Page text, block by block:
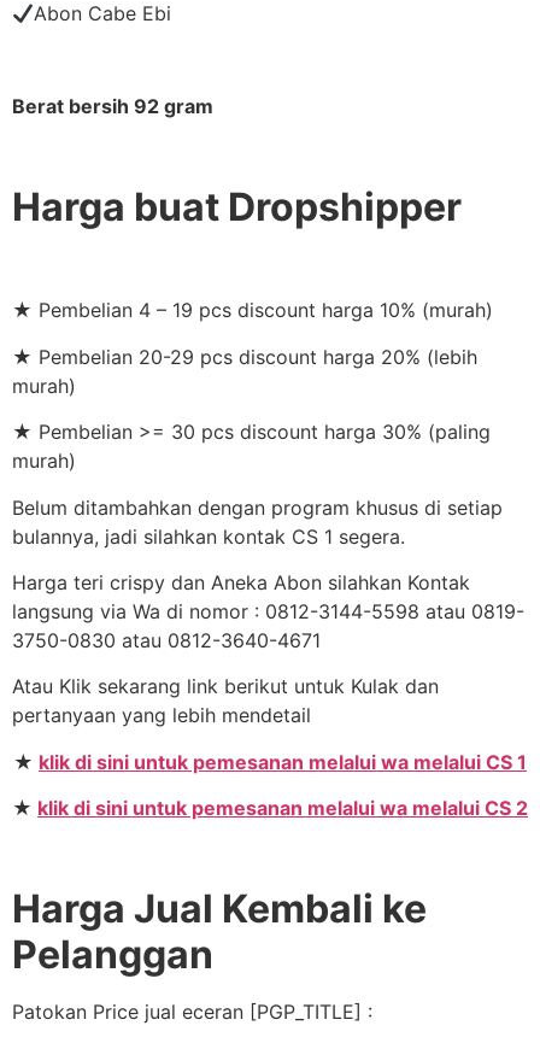
Abon Cabe Ebi
Berat bersih 92 gram
Harga buat Dropshipper
★ Pembelian 4 – 19 pcs discount harga 10% (murah)
★ Pembelian 20-29 pcs discount harga 20% (lebih
murah)
★ Pembelian >= 30 pcs discount harga 30% (paling
murah)
Belum ditambahkan dengan program khusus di setiap
bulannya, jadi silahkan kontak CS 1 segera.
Harga teri crispy dan Aneka Abon silahkan Kontak
langsung via Wa di nomor : 0812-3144-5598 atau 0819-
3750-0830 atau 0812-3640-4671
Atau Klik sekarang link berikut untuk Kulak dan
pertanyaan yang lebih mendetail
★ klik di sini untuk pemesanan melalui wa melalui CS 1
★ klik di sini untuk pemesanan melalui wa melalui CS 2
Harga Jual Kembali ke
Pelanggan
Patokan Price jual eceran [PGP_TITLE] :